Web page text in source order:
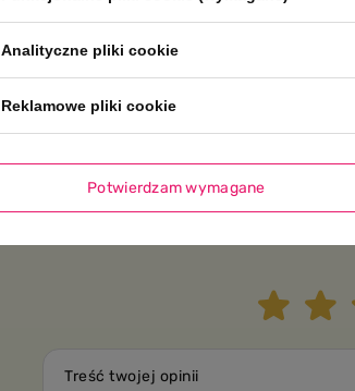
Treść twojej opinii
Analityczne pliki cookie
Reklamowe pliki cookie
Potwierdzam wymagane